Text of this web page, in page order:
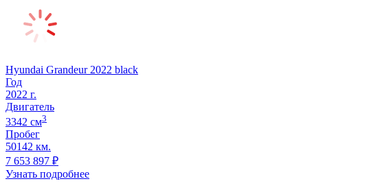
Hyundai Grandeur 2022 black
Год
2022 г.
Двигатель
3342 cм3
Пробег
50142 км.
7 653 897 ₽
Узнать подробнее